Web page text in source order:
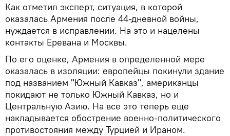
Как отметил эксперт, ситуация, в которой
оказалась Армения после 44-дневной войны,
нуждается в исправлении. На это и нацелены
контакты Еревана и Москвы.
По его оценке, Армения в определенной мере
оказалась в изоляции: европейцы покинули здание
под названием "Южный Кавказ", американцы
покидают не только Южный Кавказ, но и
Центральную Азию. На все это теперь еще
накладывается обострение военно-политического
противостояния между Турцией и Ираном.